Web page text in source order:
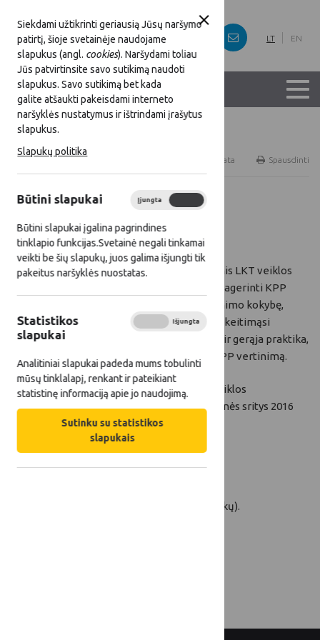
Siekdami užtikrinti geriausią Jūsų naršymo
patirtį, šioje svetainėje naudojame
slapukus (angl. cookies). Naršydami toliau
Jūs patvirtinsite savo sutikimą naudoti
slapukus. Savo sutikimą bet kada
galite atšaukti pakeisdami interneto
naršyklės nustatymus ir ištrindami įrašytus
slapukus.
Slapukų politika
Būtini slapukai Įjungta
Būtini slapukai įgalina pagrindines
tinklapio funkcijas.Svetainė negali tinkamai
veikti be šių slapukų, juos galima išjungti tik
pakeitus naršyklės nuostatas.
Statistikos
slapukai
Išjungta
Analitiniai slapukai padeda mums tobulinti
mūsų tinklalapį, renkant ir pateikiant
statistinę informaciją apie jo naudojimą.
Sutinku su statistikos
slapukais
LT EN
Titulinis
Spausdinti
Naujienų prenumerata
Visos naujienos
2016 07 28
Pagrindinis LKT veiklos
tikslas - pagerinti KPP
įgyvendinimo kokybę,
užtikrinti keitimąsi
patirtimi ir gerąja praktika,
gerinti KPP vertinimą.
Tinklo veiklos
prioritetinės sritys 2016
Verslumas;
Kooperacija (tarp įvairių sektorių/ūkininkų).